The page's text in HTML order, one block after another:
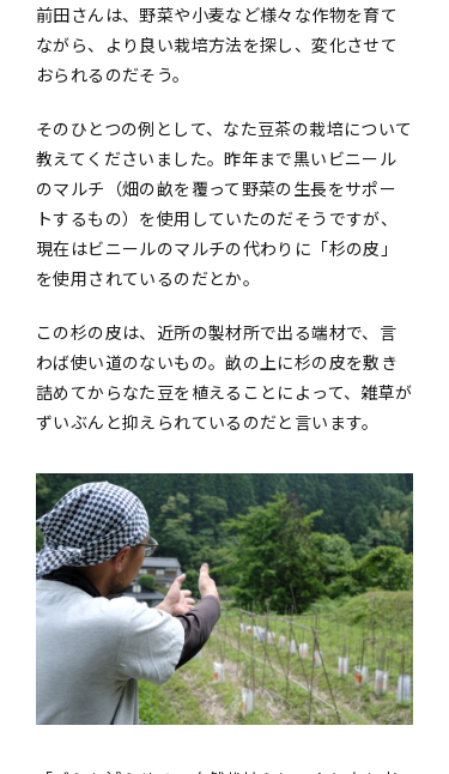
前田さんは、野菜や小麦など様々な作物を育て
ながら、より良い栽培方法を探し、変化させて
おられるのだそう。
そのひとつの例として、なた豆茶の栽培について
教えてくださいました。昨年まで黒いビニール
のマルチ（畑の畝を覆って野菜の生長をサポー
トするもの）を使用していたのだそうですが、
現在はビニールのマルチの代わりに「杉の皮」
を使用されているのだとか。
この杉の皮は、近所の製材所で出る端材で、言
わば使い道のないもの。畝の上に杉の皮を敷き
詰めてからなた豆を植えることによって、雑草が
ずいぶんと抑えられているのだと言います。